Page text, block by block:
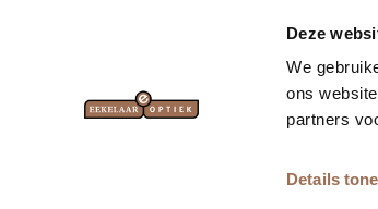
Deze
We
ons
partners
Details
Cookieverklaring